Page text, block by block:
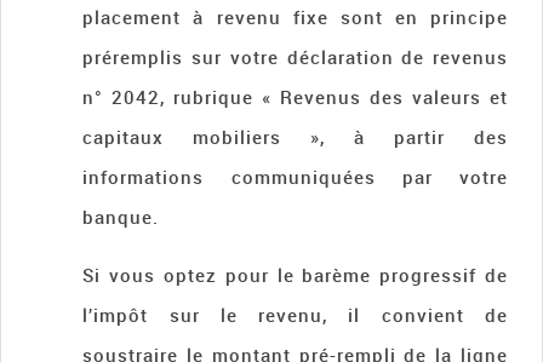
placement à revenu fixe sont en principe
préremplis sur votre déclaration de revenus
n° 2042, rubrique « Revenus des valeurs et
capitaux mobiliers », à partir des
informations communiquées par votre
banque.
Si vous optez pour le barème progressif de
l’impôt sur le revenu, il convient de
soustraire le montant pré-rempli de la ligne